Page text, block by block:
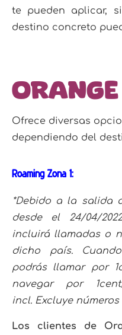
te pueden aplicar,
destino concreto
Orange
Ofrece diversas
dependiendo del
Roaming Zona 1:
*Debido a la salida
desde el 24/04/
incluirá llamadas o
dicho país.
podrás llamar por
navegar por
incl. Excluye
Los clientes de